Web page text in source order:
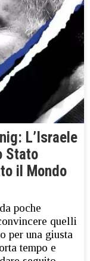
L’Israele
Stato
il Mondo
poche
quelli
per una giusta
tempo e